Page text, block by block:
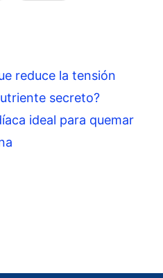
reduce la tensión
secreto?
ideal para quemar